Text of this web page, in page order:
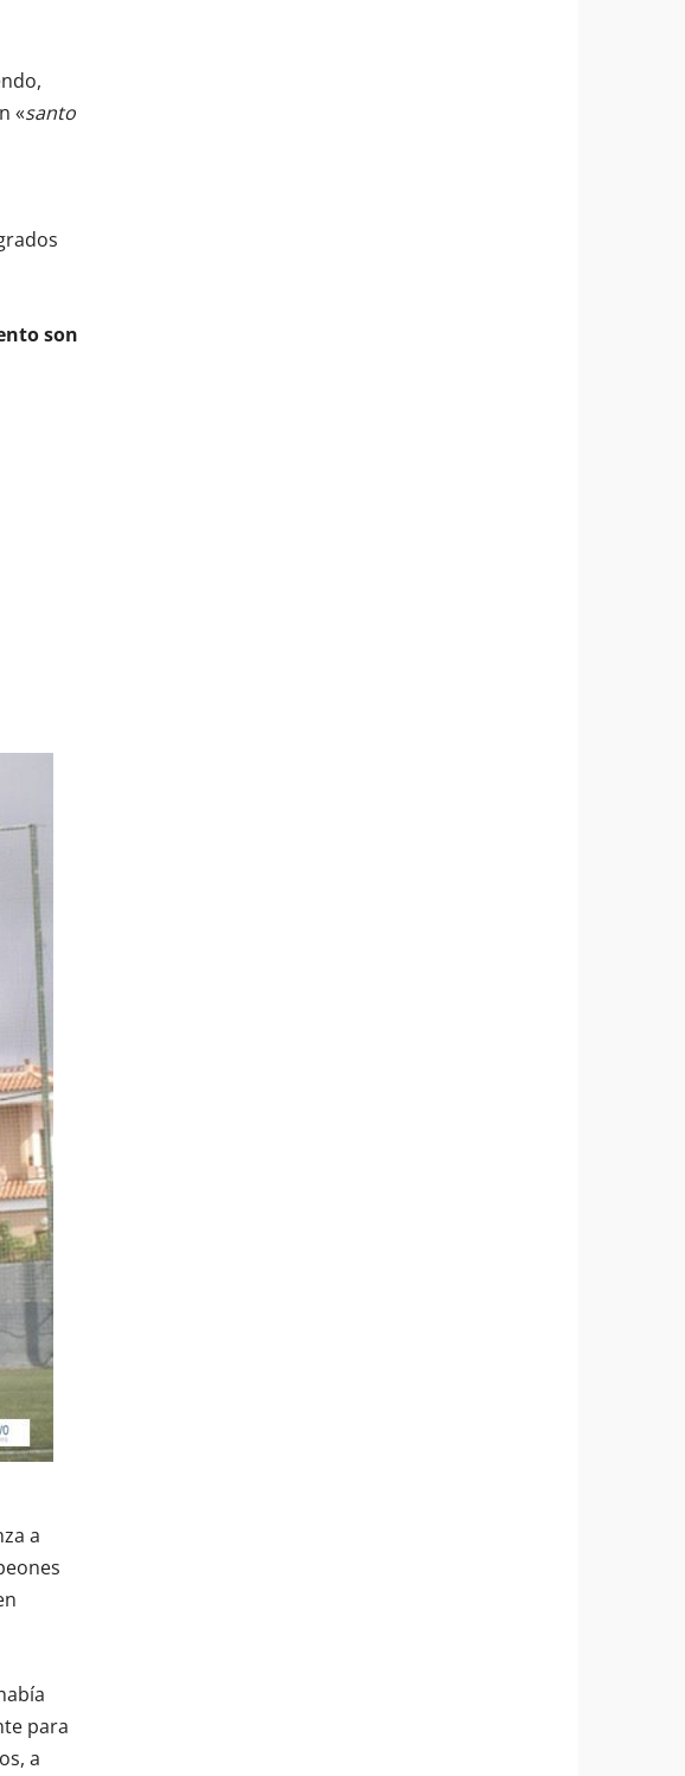
«santo
son
a
para
a